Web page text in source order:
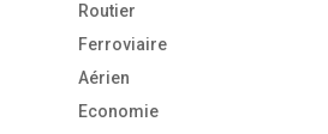
Routier
Ferroviaire
Aérien
Economie